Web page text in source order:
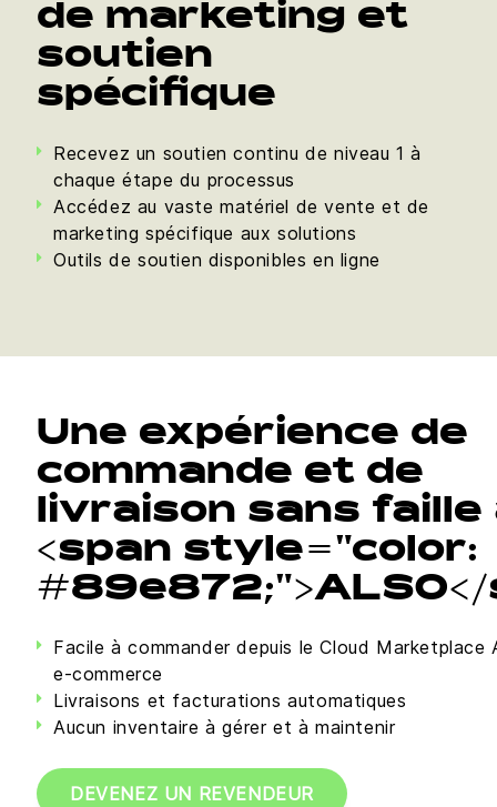
de marketing et
soutien
spécifique
Recevez un soutien continu de niveau 1 à
chaque étape du processus
Accédez au vaste matériel de vente et de
marketing spécifique aux solutions
Outils de soutien disponibles en ligne
Une expérience de
commande et de
livraison sans faille
<span style="color:
#89e872;">ALSO</
Facile à commander depuis le Cloud Marketplace
e-commerce
Livraisons et facturations automatiques
Aucun inventaire à gérer et à maintenir
DEVENEZ UN REVENDEUR